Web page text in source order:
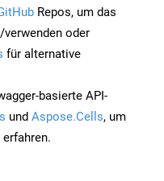
Repos, um das
oder
für alternative
basierte API-
und Aspose.Cells, um
erfahren.